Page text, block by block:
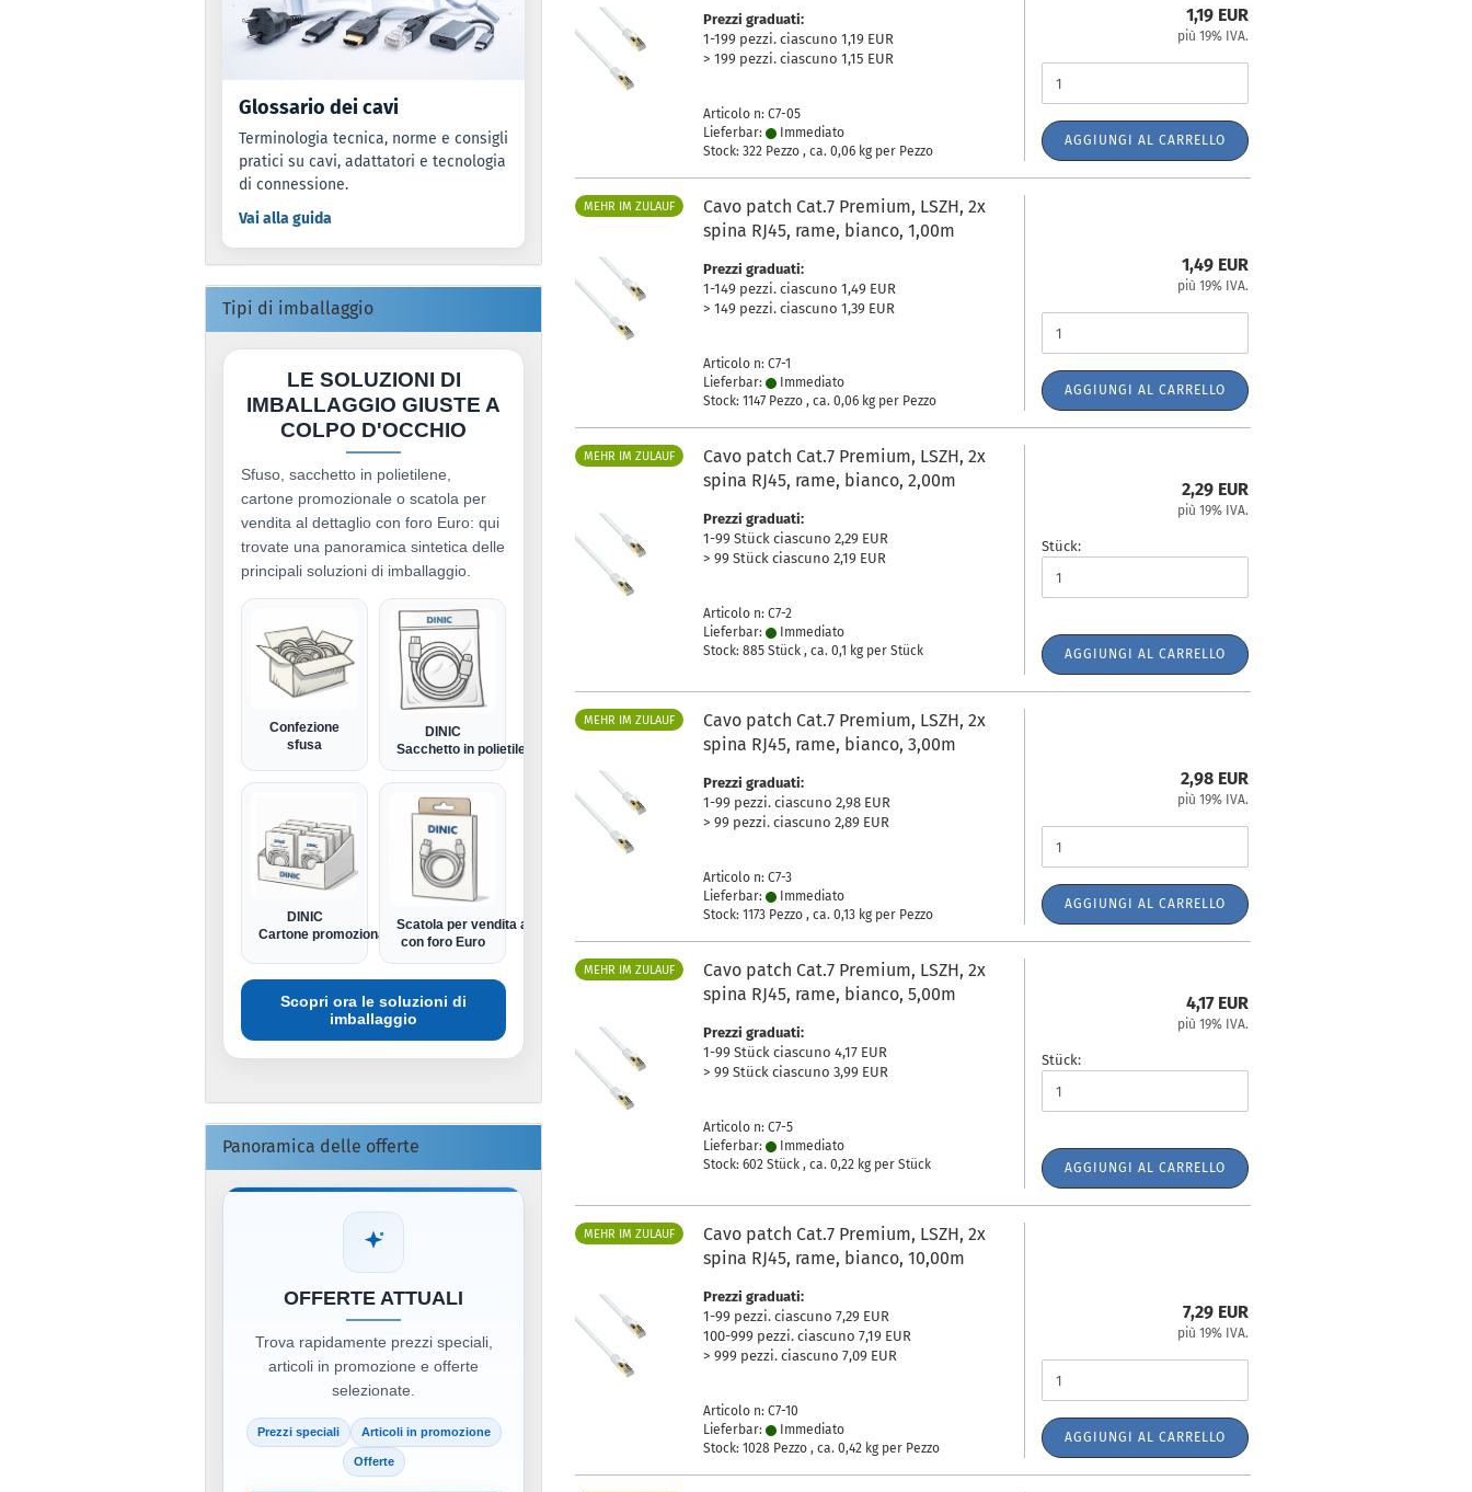
Prezzi graduati:
1-199 pezzi. ciascuno 1,19 EUR
> 199 pezzi. ciascuno 1,15 EUR
Articolo n: C7-05
Lieferbar:
Immediato
Stock: 322 Pezzo , ca.0,06 kg per Pezzo
1,19 EUR
più 19% IVA.
AGGIUNGI AL CARRELLO
MEHR IM ZULAUF
Cavo patch Cat.7 Premium, LSZH, 2x
spina RJ45, rame, bianco, 1,00m
Prezzi graduati:
1-149 pezzi. ciascuno 1,49 EUR
> 149 pezzi. ciascuno 1,39 EUR
Articolo n: C7-1
Lieferbar:
Immediato
Stock: 1147 Pezzo , ca.0,06 kg per Pezzo
1,49 EUR
più 19% IVA.
AGGIUNGI AL CARRELLO
MEHR IM ZULAUF
Cavo patch Cat.7 Premium, LSZH, 2x
spina RJ45, rame, bianco, 2,00m
Prezzi graduati:
1-99 Stück ciascuno 2,29 EUR
> 99 Stück ciascuno 2,19 EUR
Articolo n: C7-2
Lieferbar:
Immediato
Stock: 885 Stück , ca.0,1 kg per Stück
2,29 EUR
più 19% IVA.
Stück:
AGGIUNGI AL CARRELLO
MEHR IM ZULAUF
Cavo patch Cat.7 Premium, LSZH, 2x
spina RJ45, rame, bianco, 3,00m
Prezzi graduati:
1-99 pezzi. ciascuno 2,98 EUR
> 99 pezzi. ciascuno 2,89 EUR
Articolo n: C7-3
Lieferbar:
Immediato
Stock: 1173 Pezzo , ca.0,13 kg per Pezzo
2,98 EUR
più 19% IVA.
AGGIUNGI AL CARRELLO
MEHR IM ZULAUF
Cavo patch Cat.7 Premium, LSZH, 2x
spina RJ45, rame, bianco, 5,00m
Prezzi graduati:
1-99 Stück ciascuno 4,17 EUR
> 99 Stück ciascuno 3,99 EUR
Articolo n: C7-5
Lieferbar:
Immediato
Stock: 602 Stück , ca.0,22 kg per Stück
4,17 EUR
più 19% IVA.
Stück:
AGGIUNGI AL CARRELLO
MEHR IM ZULAUF
Cavo patch Cat.7 Premium, LSZH, 2x
spina RJ45, rame, bianco, 10,00m
Prezzi graduati:
1-99 pezzi. ciascuno 7,29 EUR
100-999 pezzi. ciascuno 7,19 EUR
> 999 pezzi. ciascuno 7,09 EUR
Articolo n: C7-10
Lieferbar:
Immediato
Stock: 1028 Pezzo , ca.0,42 kg per Pezzo
7,29 EUR
più 19% IVA.
AGGIUNGI AL CARRELLO
Glossario dei cavi
Terminologia tecnica, norme e consigli
pratici su cavi, adattatori e tecnologia
di connessione.
Vai alla guida
Tipi di imballaggio
LE SOLUZIONI DI
IMBALLAGGIO GIUSTE A
COLPO D'OCCHIO
Sfuso, sacchetto in polietilene,
cartone promozionale o scatola per
vendita al dettaglio con foro Euro: qui
trovate una panoramica sintetica delle
principali soluzioni di imballaggio.
Confezione
sfusa
DINIC
Sacchetto in polietilene
DINIC
Cartone promozionale
Scatola per vendita al dettaglio
con foro Euro
Scopri ora le soluzioni di
imballaggio
Panoramica delle offerte
OFFERTE ATTUALI
Trova rapidamente prezzi speciali,
articoli in promozione e offerte
selezionate.
Prezzi speciali Articoli in promozione
Offerte